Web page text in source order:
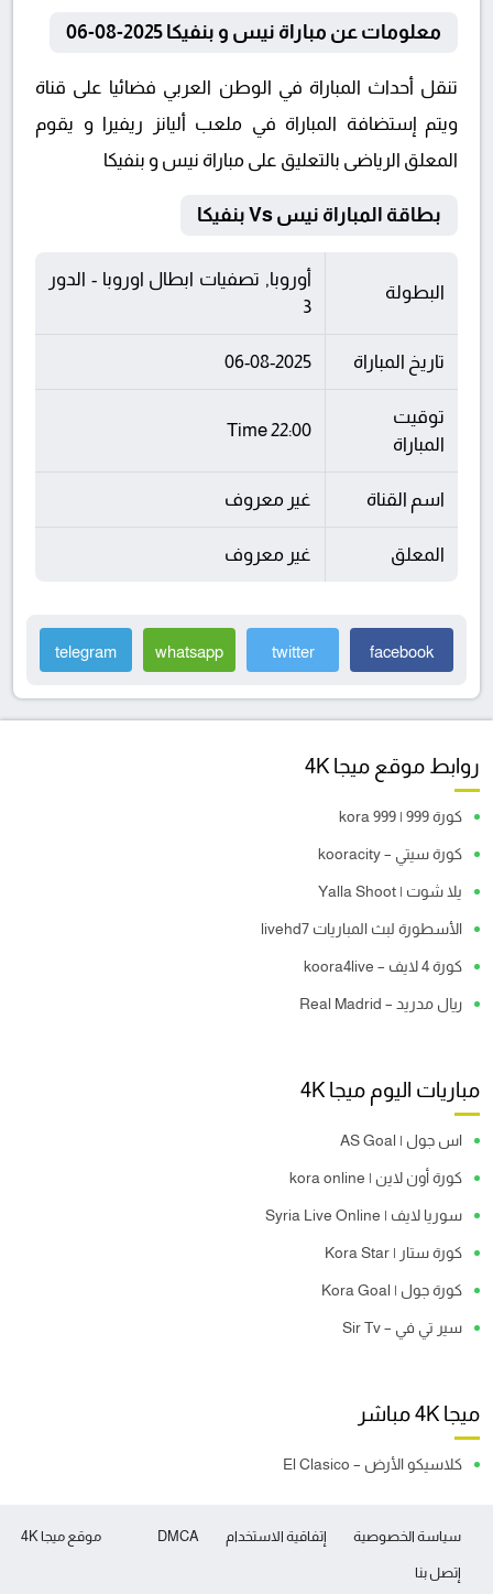
معلومات عن مباراة نيس و بنفيكا 2025-08-06
تنقل أحداث المباراة في الوطن العربي فضائيا على قناة
ويتم إستضافة المباراة في ملعب أليانز ريفيرا و يقوم
المعلق الرياضى بالتعليق على مباراة نيس و بنفيكا
بطاقة المباراة نيس Vs بنفيكا
البطولة
أوروبا, تصفيات ابطال اوروبا - الدور
3
تاريخ المباراة 06-08-2025
توقيت
المباراة
22:00 Time
اسم القناة غير معروف
المعلق غير معروف
facebook
twitter
whatsapp
telegram
روابط موقع ميجا 4K
كورة 999 | kora 999
كورة سيتي – kooracity
يلا شوت | Yalla Shoot
الأسطورة لبث المباريات livehd7
كورة 4 لايف – koora4live
ريال مدريد – Real Madrid
مباريات اليوم ميجا 4K
اس جول | AS Goal
كورة أون لاين | kora online
سوريا لايف | Syria Live Online
كورة ستار | Kora Star
كورة جول | Kora Goal
سير تي في – Sir Tv
ميجا 4K مباشر
كلاسيكو الأرض – El Clasico
موقع ميجا 4K سياسة الخصوصية إتفاقية الاستخدام DMCA
إتصل بنا